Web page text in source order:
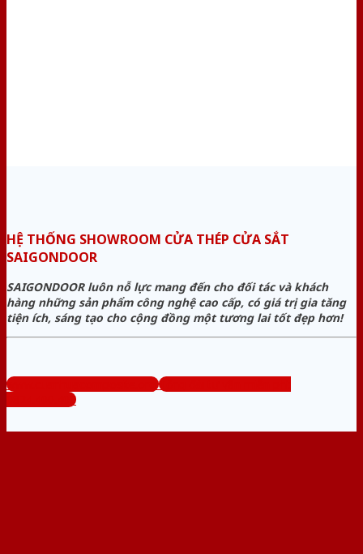
HỆ THỐNG SHOWROOM CỬA THÉP CỬA SẮT
SAIGONDOOR
SAIGONDOOR luôn nỗ lực mang đến cho đối tác và khách
hàng những sản phẩm công nghệ cao cấp, có giá trị gia tăng
tiện ích, sáng tạo cho cộng đồng một tương lai tốt đẹp hơn!
www.cuanhuacomposite.org
Tổng đài tư vấn miễn phí:
0824.400.400